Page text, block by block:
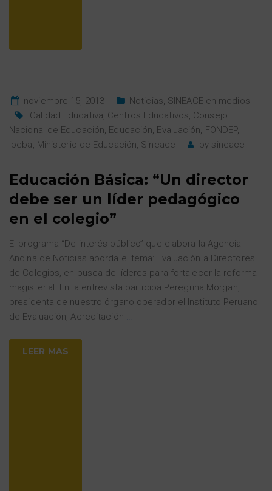
noviembre 15, 2013 Noticias, SINEACE en medios
Calidad Educativa, Centros Educativos, Consejo
Nacional de Educación, Educación, Evaluación, FONDEP,
Ipeba, Ministerio de Educación, Sineace by sineace
Educación Básica: “Un director
debe ser un líder pedagógico
en el colegio”
El programa “De interés público” que elabora la Agencia
Andina de Noticias aborda el tema: Evaluación a Directores
de Colegios, en busca de líderes para fortalecer la reforma
magisterial. En la entrevista participa Peregrina Morgan,
presidenta de nuestro órgano operador el Instituto Peruano
de Evaluación, Acreditación
LEER MAS